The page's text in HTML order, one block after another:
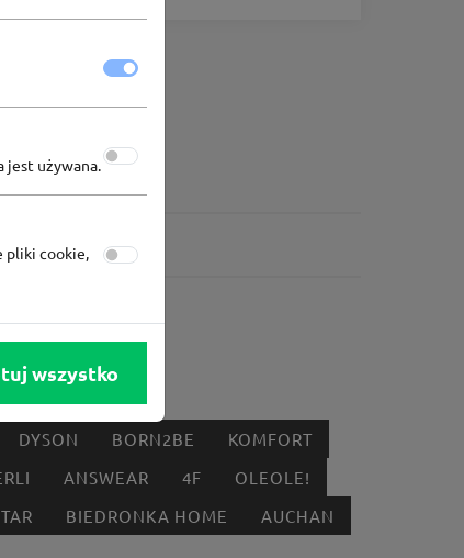
DYSON BORN2BE
KOMFORT
ANSWEAR 4F
OLEOLE!
BIEDRONKA HOME
AUCHAN
jest używana.
pliki cookie,
wszystko